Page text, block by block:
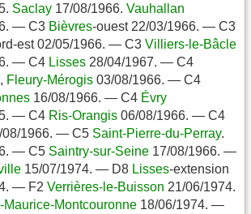
Saclay 17/08/1966. Vauhallan
— C3 Bièvres-ouest 22/03/1966. — C3
est 02/05/1966. — C3 Villiers-le-Bâcle
— C4 Lisses 28/04/1967. — C4
, Fleury-Mérogis 03/08/1966. — C4
16/08/1966. — C4 Évry
— C4 Ris-Orangis 06/08/1966. — C4
08/1966. — C5 Saint-Pierre-du-Perray.
— C5 Saintry-sur-Seine 17/08/1966. —
15/07/1974. — D8 Lisses-extension
— F2 Verrières-le-Buisson 21/06/1974.
Maurice-Montcouronne 18/06/1974. —